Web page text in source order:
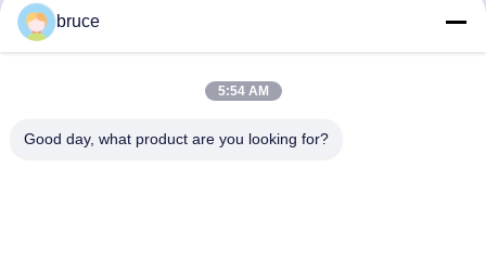
bruce
5:54 AM
Good day, what product are you looking for?